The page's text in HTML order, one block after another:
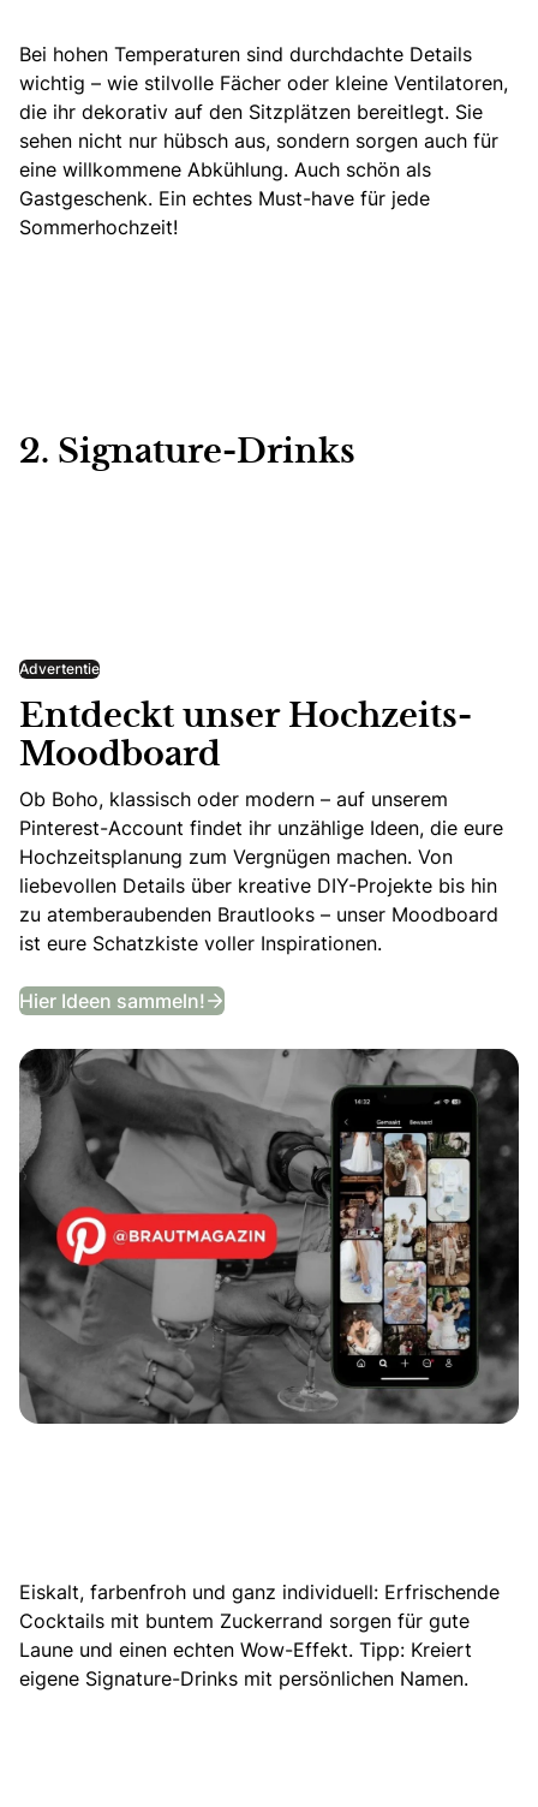
Bei hohen Temperaturen sind durchdachte Details
wichtig – wie stilvolle Fächer oder kleine Ventilatoren,
die ihr dekorativ auf den Sitzplätzen bereitlegt. Sie
sehen nicht nur hübsch aus, sondern sorgen auch für
eine willkommene Abkühlung. Auch schön als
Gastgeschenk. Ein echtes Must-have für jede
Sommerhochzeit!
2. Signature-Drinks
Advertentie
Entdeckt unser Hochzeits-
Moodboard
Ob Boho, klassisch oder modern – auf unserem
Pinterest-Account findet ihr unzählige Ideen, die eure
Hochzeitsplanung zum Vergnügen machen. Von
liebevollen Details über kreative DIY-Projekte bis hin
zu atemberaubenden Brautlooks – unser Moodboard
ist eure Schatzkiste voller Inspirationen.
Hier Ideen sammeln! Entdeckt unser Hochzeits-
Eiskalt, farbenfroh und ganz individuell: Erfrischende
Cocktails mit buntem Zuckerrand sorgen für gute
Laune und einen echten Wow-Effekt. Tipp: Kreiert
eigene Signature-Drinks mit persönlichen Namen.